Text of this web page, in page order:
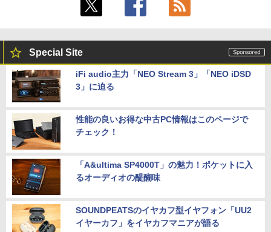
Special Site
iFi audio主力「NEO Stream 3」「NEO iDSD
3」に迫る
性能の良いお得な中古PC情報はこのページで
チェック！
「A&ultima SP4000T」の魅力！ポケットに入
るオーディオの醍醐味
SOUNDPEATSのイヤカフ型イヤフォン「UU2
イヤーカフ」をイヤカフマニアが語る